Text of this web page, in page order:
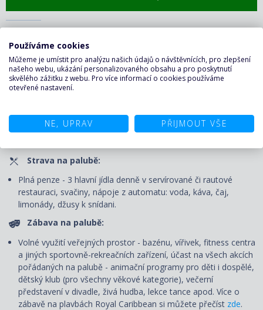
Plavba:
Ubytování v kajutě vybrané kategorie. Kajuty jsou vybavené
samostatným sociálním zařízením, klimatizací, TV, minibarem,
trezorem a telefonem. Přístavní poplatky, portýrské služby při
nalodění a vylodění, denní úklidový servisa výhody Vámi
Strava na palubě:
Plná penze - 3 hlavní jídla denně v servírované či rautové
restauraci, svačiny, nápoje z automatu: voda, káva, čaj,
limonády, džusy k snídani.
Zábava na palubě:
Volné využití veřejných prostor - bazénu, vířivek, fitness centra
a jiných sportovně-rekreačních zařízení, účast na všech akcích
pořádaných na palubě - animační programy pro děti i dospělé,
dětský klub (pro všechny věkové kategorie), večerní
představení v divadle, živá hudba, lekce tance apod. Více o
zábavě na plavbách Royal Caribbean si můžete přečíst zde.
Používáme cookies
Můžeme je umístit pro analýzu našich údajů o návštěvnících, pro zlepšení
našeho webu, ukázání personalizovaného obsahu a pro poskytnutí
skvělého zážitku z webu. Pro více informací o cookies používáme
otevřené nastavení.
NE, UPRAV PŘIJMOUT VŠE